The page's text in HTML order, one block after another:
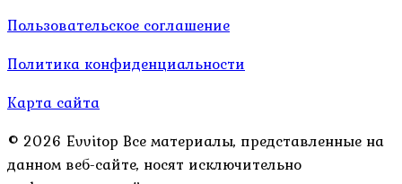
Пользовательское соглашение
Политика конфиденциальности
Карта сайта
© 2026 Evvitop Все материалы, представленные на
данном веб-сайте, носят исключительно